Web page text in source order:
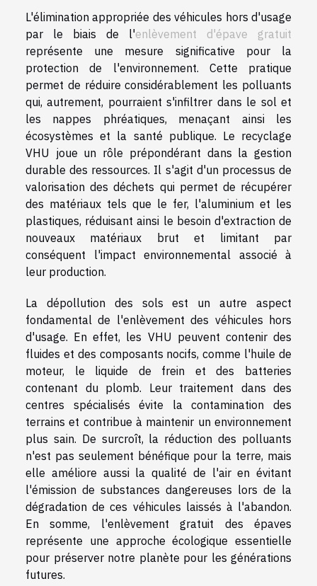
L'élimination appropriée des véhicules hors d'usage
par le biais de l'enlèvement d'épave gratuit
représente une mesure significative pour la
protection de l'environnement. Cette pratique
permet de réduire considérablement les polluants
qui, autrement, pourraient s'infiltrer dans le sol et
les nappes phréatiques, menaçant ainsi les
écosystèmes et la santé publique. Le recyclage
VHU joue un rôle prépondérant dans la gestion
durable des ressources. Il s'agit d'un processus de
valorisation des déchets qui permet de récupérer
des matériaux tels que le fer, l'aluminium et les
plastiques, réduisant ainsi le besoin d'extraction de
nouveaux matériaux brut et limitant par
conséquent l'impact environnemental associé à
leur production.
La dépollution des sols est un autre aspect
fondamental de l'enlèvement des véhicules hors
d'usage. En effet, les VHU peuvent contenir des
fluides et des composants nocifs, comme l'huile de
moteur, le liquide de frein et des batteries
contenant du plomb. Leur traitement dans des
centres spécialisés évite la contamination des
terrains et contribue à maintenir un environnement
plus sain. De surcroît, la réduction des polluants
n'est pas seulement bénéfique pour la terre, mais
elle améliore aussi la qualité de l'air en évitant
l'émission de substances dangereuses lors de la
dégradation de ces véhicules laissés à l'abandon.
En somme, l'enlèvement gratuit des épaves
représente une approche écologique essentielle
pour préserver notre planète pour les générations
futures.